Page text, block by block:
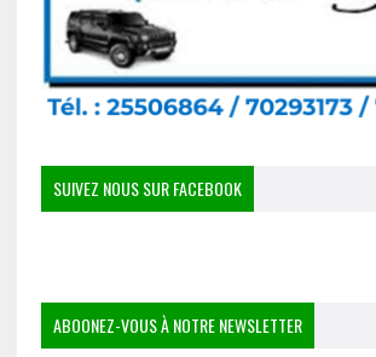
SUIVEZ NOUS SUR FACEBOOK
ABOONEZ-VOUS À NOTRE NEWSLETTER